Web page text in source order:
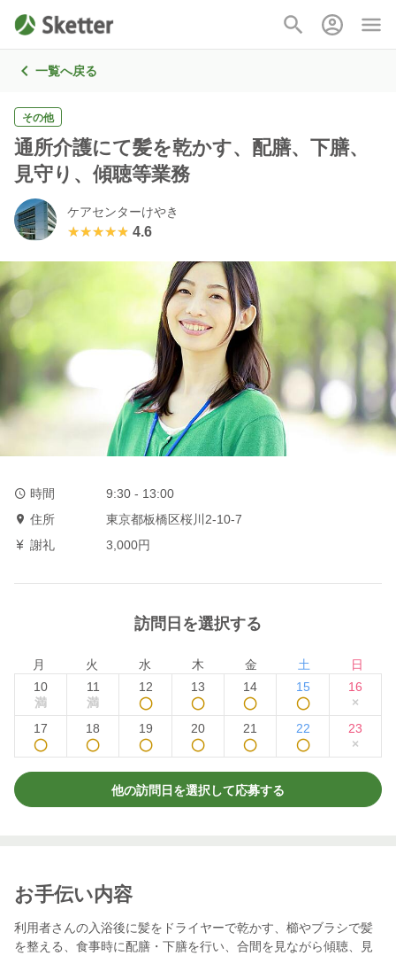
一覧へ戻る
その他
通所介護にて髪を乾かす、配膳、下膳、
見守り、傾聴等業務
ケアセンターけやき
★★★★★
★★★★★ 4.6
時間
9:30 - 13:00
住所
東京都板橋区桜川2-10-7
謝礼
3,000円
訪問日を選択する
月 火 水 木 金 土
日
10
満
11
満
12
◯
13
◯
14
◯
15
◯
16
×
17
◯
18
◯
19
◯
20
◯
21
◯
22
◯
23
×
他の訪問日を選択して応募する
お手伝い内容
利用者さんの入浴後に髪をドライヤーで乾かす、櫛やブラシで髪
を整える、食事時に配膳・下膳を行い、合間を見ながら傾聴、見